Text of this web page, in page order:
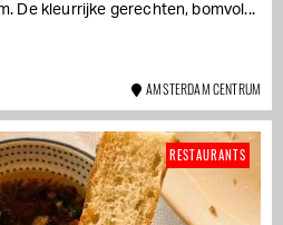
De kleurrijke gerechten, bomvol...
AMSTERDAM CENTRUM
RESTAURANTS